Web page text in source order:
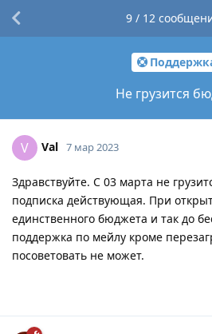
Не грузится
9/ 12
V Val 7 мар 2023
Здравствуйте. С 03 марта не
подписка действующая. При
единственного бюджета и так до
поддержка по мейлу кроме
посоветовать не может.